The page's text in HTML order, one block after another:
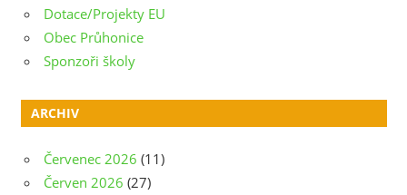
Dotace/Projekty EU
Obec Průhonice
Sponzoři školy
ARCHIV
Červenec 2026 (11)
Červen 2026 (27)